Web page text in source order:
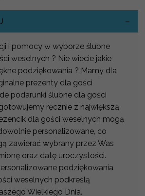
i pomocy w wyborze ślubne
weselnych ? Nie wiecie jakie
podziękowania ? Mamy dla
prezenty dla gości
podarunki ślubne dla gości
ręcznie z największą
dla gości weselnych mogą
personalizowane, co
zawierać wybrany przez Was
oraz datę uroczystości.
podziękowania
weselnych podkreślą
Wielkiego Dnia.